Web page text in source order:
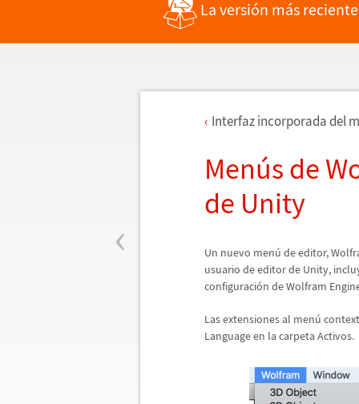
La versión más
‹
Interfaz incorporada del
Menús de
de Unity
Un nuevo menú de editor,
usuario de editor de Unity,
configuración de Wolfram
Las extensiones al menú
Language en la carpeta Activos.